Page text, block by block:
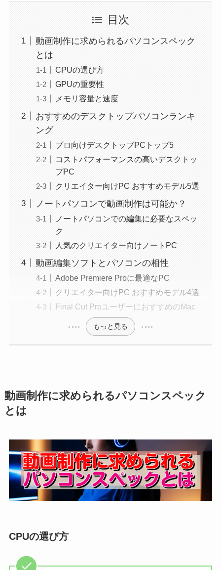
目次
動画制作に求められるパソコンスペック
とは
CPUの選び方
GPUの重要性
メモリ容量と速度
おすすめのデスクトップパソコンランキ
ング
プロ向けデスクトップPCトップ5
コストパフォーマンスの高いデスクトッ
プPC
クリエイター向けPC おすすめモデル5選
ノートパソコンで動画制作は可能か？
ノートパソコンでの編集に必要なスペッ
ク
人気のクリエイター向けノートPC
動画編集ソフトとパソコンの相性
Adobe Premiere Proに最適なPC
クリエイター向けPC おすすめモデル4選
Final Cut ProユーザーにおすすめのMac
もっと見る
動画制作に求められるパソコンスペック
とは
CPUの選び方